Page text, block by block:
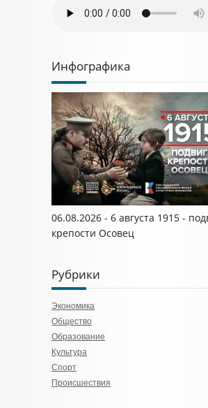
Инфографика
06.08.2026 - 6 августа 1915 -
крепости Осовец
Рубрики
Экономика
Общество
Образование
Культура
Спорт
Происшествия